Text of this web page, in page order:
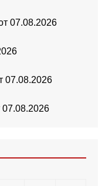
07.08.2026
07.08.2026